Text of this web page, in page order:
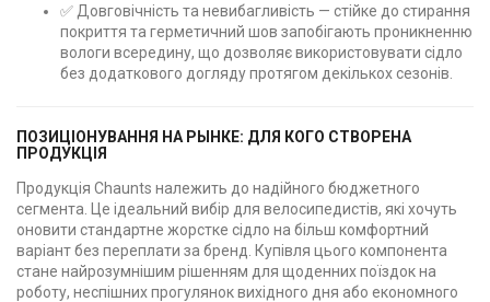
✅ Довговічність та невибагливість — стійке до стирання
покриття та герметичний шов запобігають проникненню
вологи всередину, що дозволяє використовувати сідло
без додаткового догляду протягом декількох сезонів.
ПОЗИЦІОНУВАННЯ НА РЫНКЕ: ДЛЯ КОГО СТВОРЕНА
ПРОДУКЦІЯ
Продукція Chaunts належить до надійного бюджетного
сегмента. Це ідеальний вибір для велосипедистів, які хочуть
оновити стандартне жорстке сідло на більш комфортний
варіант без переплати за бренд. Купівля цього компонента
стане найрозумнішим рішенням для щоденних поїздок на
роботу, неспішних прогулянок вихідного дня або економного